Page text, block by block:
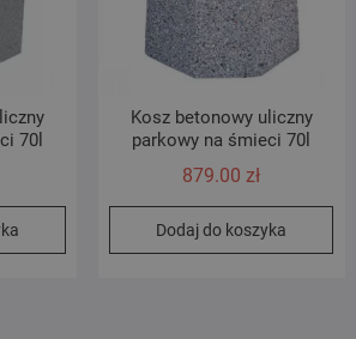
70l
Kosz betonowy uliczny
parkowy na śmieci 70l
879.00zł
Dodaj do koszyka